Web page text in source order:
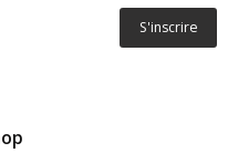
S'inscrire